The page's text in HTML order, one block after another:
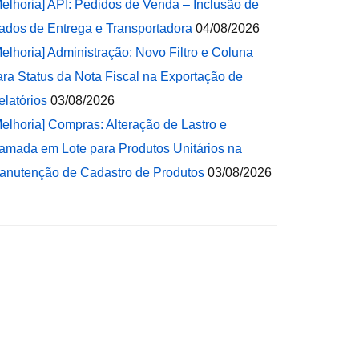
API: Pedidos de Venda – Inclusão de
de Entrega e Transportadora 04/08/2026
Administração: Novo Filtro e Coluna
Status da Nota Fiscal na Exportação de
03/08/2026
Compras: Alteração de Lastro e
em Lote para Produtos Unitários na
de Cadastro de Produtos 03/08/2026